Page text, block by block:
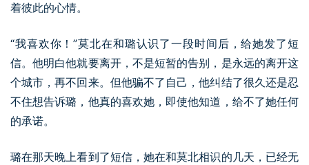
着彼此的心情。
“我喜欢你！”莫北在和璐认识了一段时间后，给她发了短
信。他明白他就要离开，不是短暂的告别，是永远的离开这
个城市，再不回来。但他骗不了自己，他纠结了很久还是忍
不住想告诉璐，他真的喜欢她，即使他知道，给不了她任何
的承诺。
璐在那天晚上看到了短信，她在和莫北相识的几天，已经无